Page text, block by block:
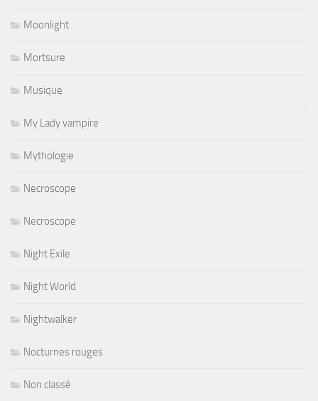
Moonlight
Mortsure
Musique
My Lady vampire
Mythologie
Necroscope
Necroscope
Night Exile
Night World
Nightwalker
Nocturnes rouges
Non classé